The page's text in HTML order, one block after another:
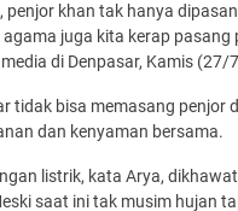
khan tak hanya
juga kita kerap pasang
di Denpasar, Kamis
tidak bisa memasang penjor
dan kenyaman bersama.
listrik, kata Arya,
saat ini tak musim hujan